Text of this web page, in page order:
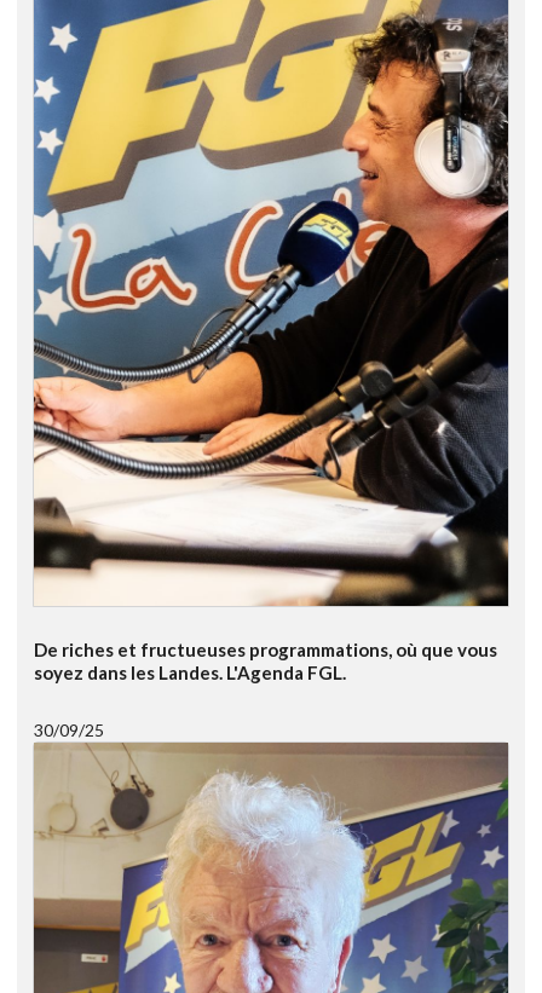
De riches et fructueuses programmations, où que vous
soyez dans les Landes. L'Agenda FGL.
30/09/25